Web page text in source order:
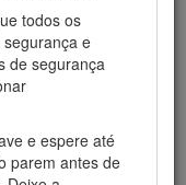
todos os
e
de segurança
e espere até
parem antes de